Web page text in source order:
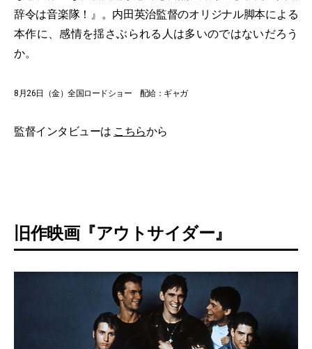
辞令は音楽隊！』。内田英治監督のオリジナル脚本による
本作に、感情を揺さぶられる人は多いのではないだろう
か。
8月26日（金）全国ロードショー 配給：ギャガ
監督インタビューは こちらから
旧作映画『アウトサイダー』